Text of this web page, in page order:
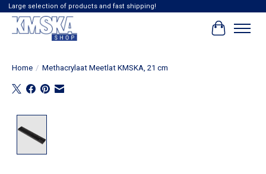
Large selection of products and fast shipping!
Home / Methacrylaat Meetlat KMSKA, 21 cm